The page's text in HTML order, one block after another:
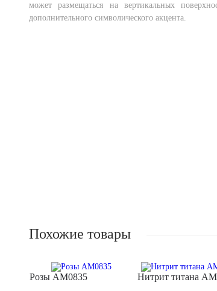
может размещаться на вертикальных
дополнительного символического акцента.
Похожие товары
Розы AM0835 Нитрит титана